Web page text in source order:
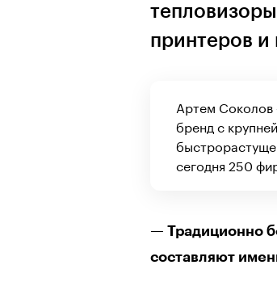
принтеров и
Артем Соколов
бренд с
сегодня 250
— Традиционно
составляют